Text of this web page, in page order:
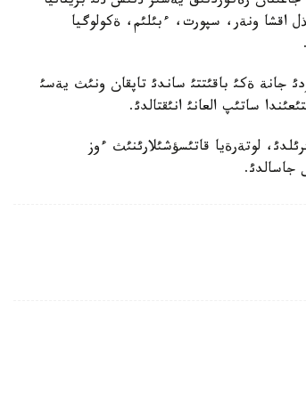
اقشا ونةر، سپورت، ءبئلئم، ةكولوگيا
جانة ةكئ باقئتتئ ساندئ تاپقان ونئث يةسئ
ساتئپ العانئ انئقتالدئ.
لوتةرةيا قاتئسؤشئلارئنئث ءوز
جاسالدئ.